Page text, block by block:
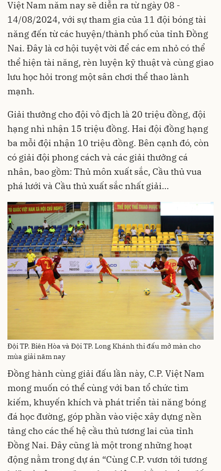
Việt Nam năm nay sẽ diễn ra từ ngày 08 -
14/08/2024, với sự tham gia của 11 đội bóng tài
năng đến từ các huyện/thành phố của tỉnh Đồng
Nai. Đây là cơ hội tuyệt vời để các em nhỏ có thể
thể hiện tài năng, rèn luyện kỹ thuật và cùng giao
lưu học hỏi trong một sân chơi thể thao lành
mạnh.
Giải thưởng cho đội vô địch là 20 triệu đồng, đội
hạng nhì nhận 15 triệu đồng. Hai đội đồng hạng
ba mỗi đội nhận 10 triệu đồng. Bên cạnh đó, còn
có giải đội phong cách và các giải thưởng cá
nhân, bao gồm: Thủ môn xuất sắc, Cầu thủ vua
phá lưới và Cầu thủ xuất sắc nhất giải…
Đội TP. Biên Hòa và Đội TP. Long Khánh thi đấu mở màn cho
mùa giải năm nay
Đồng hành cùng giải đấu lần này, C.P. Việt Nam
mong muốn có thể cùng với ban tổ chức tìm
kiếm, khuyến khích và phát triển tài năng bóng
đá học đường, góp phần vào việc xây dựng nền
tảng cho các thế hệ cầu thủ tương lai của tỉnh
Đồng Nai. Đây cũng là một trong những hoạt
động nằm trong dự án “Cùng C.P. vươn tới tương